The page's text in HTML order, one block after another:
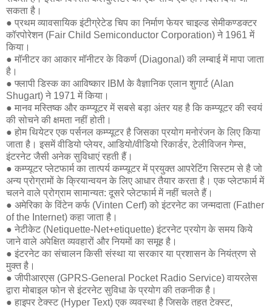
सकता है।
● प्रथम व्यावसायिक इंटीग्रेटेड चिप का निर्माण फेयर चाइल्ड सेमीकण्डक्टर
कॉरपोरेशन (Fair Child Semiconductor Corporation) ने 1961 में
किया।
● मॉनीटर का आकार मॉनीटर के विकर्ण (Diagonal) की लम्बाई में मापा जाता
है।
● फ्लापी डिस्क का आविष्कार IBM के वैज्ञानिक एलान शुगार्ट (Alan
Shugart) ने 1971 में किया।
● मानव मस्तिष्क और कम्प्यूटर में सबसे बड़ा अंतर यह है कि कम्प्यूटर की स्वयं
की सोचने की क्षमता नहीं होती।
● होम थियेटर एक पर्सनल कम्प्यूटर है जिसका प्रयोग मनोरंजन के लिए किया
जाता है। इसमें वीडियो प्लेयर, आडियो/वीडियो रिकार्डर, टेलीविजन गेम्स,
इंटरनेट जैसी अनेक सुविधाएं रहती हैं।
● कम्प्यूटर प्लेटफार्म का तात्पर्य कम्प्यूटर में प्रयुक्त आपरेटिंग सिस्टम से है जो
अन्य प्रोग्रामों के क्रियान्वयन के लिए आधार तैयार करता है। एक प्लेटफार्म में
चलने वाले प्रोग्राम सामान्यत: दूसरे प्लेटफार्म में नहीं चलते हैं।
● अमेरिका के विंटेन कर्फ (Vinten Cerf) को इंटरनेट का जन्मदाता (Father
of the Internet) कहा जाता है।
● नेटीकेट (Netiquette-Net+etiquette) इंटरनेट प्रयोग के समय किये
जाने वाले अपेक्षित व्यवहारों और नियमों का समूह है।
● इंटरनेट का संचालन किसी संस्था या सरकार या प्रशासन के नियंत्रण से
मुक्त है।
● जीपीआरएस (GPRS-General Pocket Radio Service) वायरलेस
द्वारा मोबाइल फोन से इंटरनेट सुविधा के प्रयोग की तकनीक है।
● हाइपर टेक्स्ट (Hyper Text) एक व्यवस्था है जिसके तहत टेक्स्ट,